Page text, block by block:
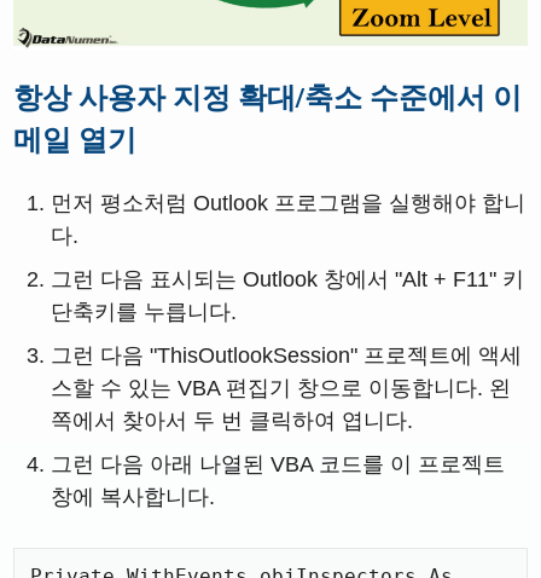
항상 사용자 지정 확대/축소 수준에서 이
메일 열기
먼저 평소처럼 Outlook 프로그램을 실행해야 합니
다.
그런 다음 표시되는 Outlook 창에서 "Alt + F11" 키
단축키를 누릅니다.
그런 다음 "ThisOutlookSession" 프로젝트에 액세
스할 수 있는 VBA 편집기 창으로 이동합니다. 왼
쪽에서 찾아서 두 번 클릭하여 엽니다.
그런 다음 아래 나열된 VBA 코드를 이 프로젝트
창에 복사합니다.